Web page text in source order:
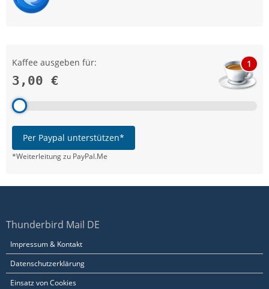
Kaffee ausgeben für:
3,00 €
1
Per Paypal unterstützen*
*Weiterleitung zu PayPal.Me
Thunderbird Mail DE
Impressum & Kontakt
Datenschutzerklärung
Einsatz von Cookies